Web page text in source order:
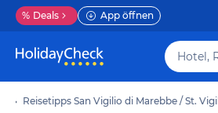
% Deals App öffnen
Reisetipps San Vigilio di Marebbe / St. Vigil